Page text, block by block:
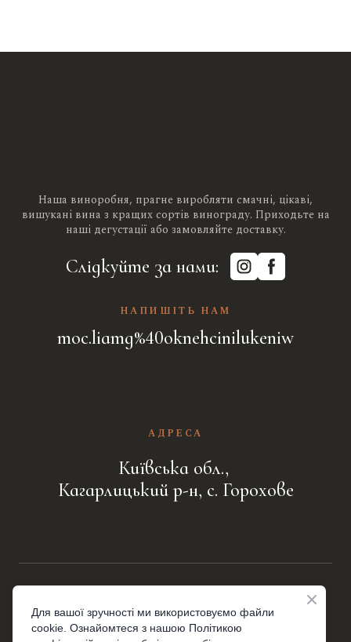
Наша виноробня, прагне виробляти смачні, цікаві,
вишукані вина з кращих сортів винограду. Приходьте на
наші дегустації або замовляйте доставку.
Слідкуйте за нами:
НАПИШІТЬ НАМ
moc.liamg%40oknehcinilukeniw
АДРЕСА
Київська обл.,
Кагарлицький р-н, с. Горохове
ДОСТАВКА І ОПЛАТА
Для вашої зручності ми використовуємо файли
cookie. Ознайомтеся з нашою Політикою